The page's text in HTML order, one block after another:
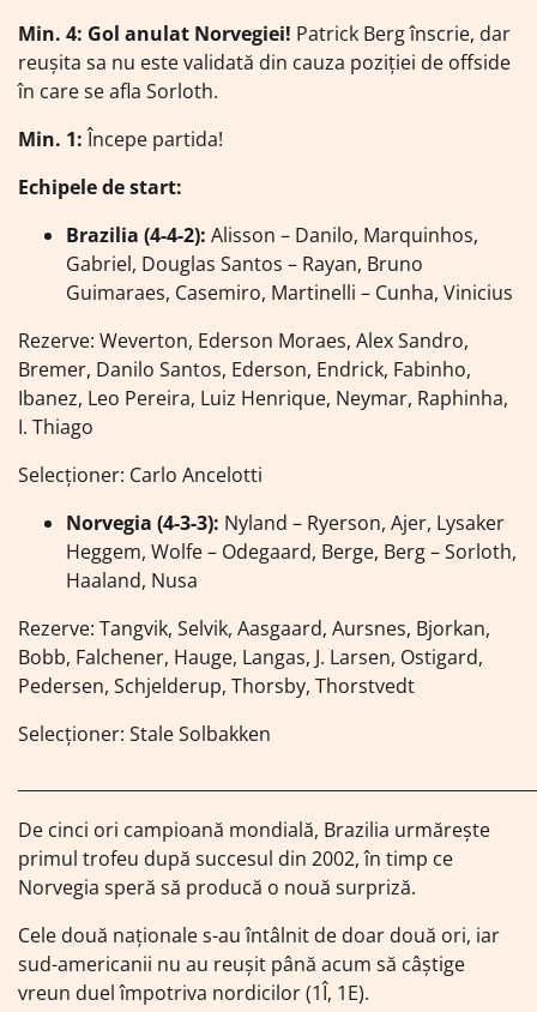
Min. 4: Gol anulat Norvegiei! Patrick Berg înscrie, dar
reușita sa nu este validată din cauza poziției de offside
în care se afla Sorloth.
Min. 1:Începe partida!
Echipele de start:
Brazilia (4-4-2): Alisson – Danilo, Marquinhos,
Gabriel, Douglas Santos – Rayan, Bruno
Guimaraes, Casemiro, Martinelli – Cunha, Vinicius
Rezerve: Weverton, Ederson Moraes, Alex Sandro,
Bremer, Danilo Santos, Ederson, Endrick, Fabinho,
Ibanez, Leo Pereira, Luiz Henrique, Neymar, Raphinha,
I. Thiago
Selecționer: Carlo Ancelotti
Norvegia (4-3-3): Nyland – Ryerson, Ajer, Lysaker
Heggem, Wolfe – Odegaard, Berge, Berg – Sorloth,
Haaland, Nusa
Rezerve: Tangvik, Selvik, Aasgaard, Aursnes, Bjorkan,
Bobb, Falchener, Hauge, Langas, J. Larsen, Ostigard,
Pedersen, Schjelderup, Thorsby, Thorstvedt
Selecționer: Stale Solbakken
De cinci ori campioană mondială, Brazilia urmărește
primul trofeu după succesul din 2002, în timp ce
Norvegia speră să producă o nouă surpriză.
Cele două naționale s-au întâlnit de doar două ori, iar
sud-americanii nu au reușit până acum să câștige
vreun duel împotriva nordicilor (1Î, 1E).